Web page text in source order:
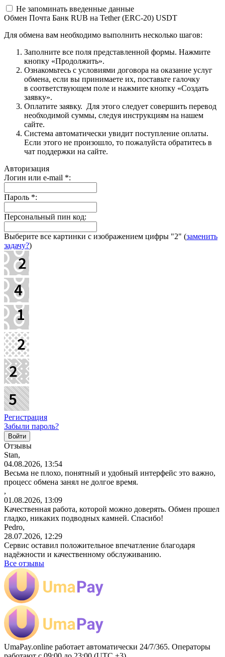
Не запоминать введенные данные
Обмен Почта Банк RUB на Tether (ERC-20) USDT
Для обмена вам необходимо выполнить несколько шагов:
Заполните все поля представленной формы. Нажмите
кнопку «Продолжить».
Ознакомьтесь с условиями договора на оказание услуг
обмена, если вы принимаете их, поставьте галочку
в соответствующем поле и нажмите кнопку «Создать
заявку».
Оплатите заявку. Для этого следует совершить перевод
необходимой суммы, следуя инструкциям на нашем
сайте.
Система автоматически увидит поступление оплаты.
Если этого не произошло, то пожалуйста обратитесь в
чат поддержки на сайте.
Авторизация
Логин или e-mail *:
Пароль *:
Персональный пин код:
Выберите все картинки с изображением цифры "2" (заменить
задачу?)
Регистрация
Забыли пароль?
Отзывы
Stan,
04.08.2026, 13:54
Весьма не плохо, понятный и удобный интерфейс это важно,
процесс обмена занял не долгое время.
,
01.08.2026, 13:09
Качественная работа, которой можно доверять. Обмен прошел
гладко, никаких подводных камней. Спасибо!
Pedro,
28.07.2026, 12:29
Сервис оставил положительное впечатление благодаря
надёжности и качественному обслуживанию.
Все отзывы
UmaPay.online работает автоматически 24/7/365. Операторы